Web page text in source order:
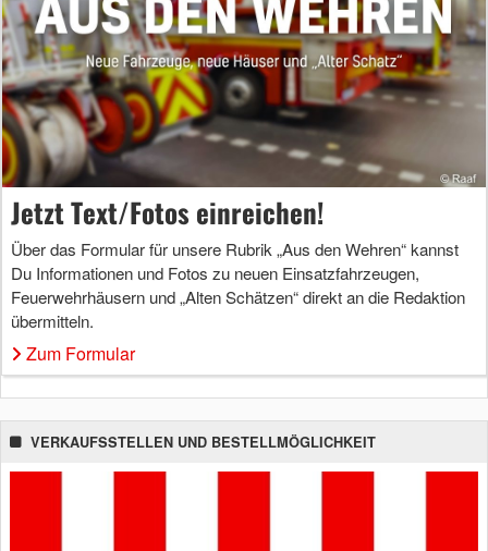
Jetzt Text/Fotos einreichen!
Über das Formular für unsere Rubrik „Aus den Wehren“ kannst
Du Informationen und Fotos zu neuen Einsatzfahrzeugen,
Feuerwehrhäusern und „Alten Schätzen“ direkt an die Redaktion
übermitteln.
Zum Formular
VERKAUFSSTELLEN UND BESTELLMÖGLICHKEIT